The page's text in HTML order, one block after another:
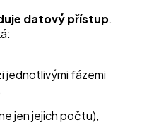
datový přístup.
jednotlivými fázemi
jen jejich počtu),